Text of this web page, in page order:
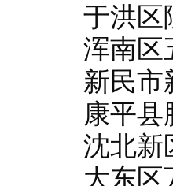
于洪区
浑南区
新民市
康平县
沈北新
大东区